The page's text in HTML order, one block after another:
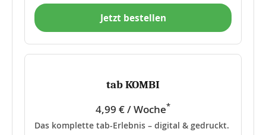
Jetzt bestellen
tab KOMBI
4,99 € / Woche*
Das komplette tab-Erlebnis – digital & gedruckt.